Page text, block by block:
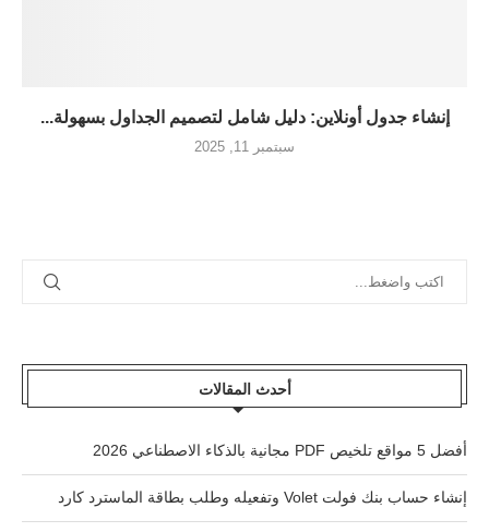
إنشاء جدول أونلاين: دليل شامل لتصميم الجداول بسهولة...
سبتمبر 11, 2025
أحدث المقالات
أفضل 5 مواقع تلخيص PDF مجانية بالذكاء الاصطناعي 2026
إنشاء حساب بنك فولت Volet وتفعيله وطلب بطاقة الماسترد كارد